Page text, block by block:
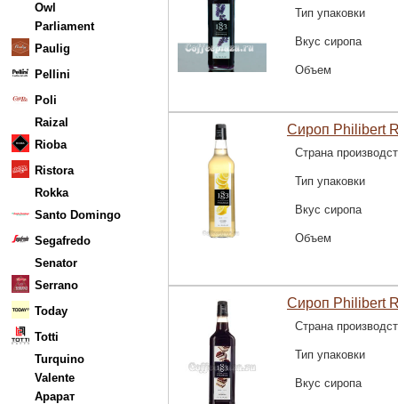
Owl
Parliament
Paulig
Pellini
Poli
Raizal
Rioba
Ristora
Rokka
Santo Domingo
Segafredo
Senator
Serrano
Today
Totti
Turquino
Valente
Арарат
Тип упаковки
Вкус сиропа
Объем
Сироп Philibert
Страна
Тип упаковки
Вкус сиропа
Объем
Сироп Philibert
Страна
Тип упаковки
Вкус сиропа